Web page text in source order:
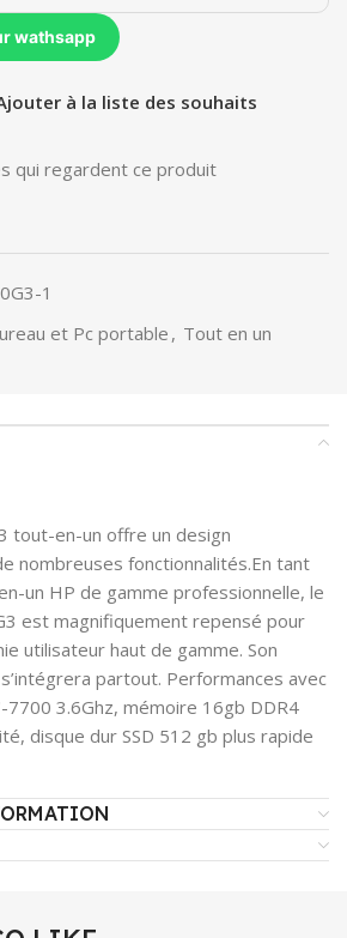
wathsapp
à la liste des souhaits
qui regardent ce produit
1
et Pc portable , Tout en un
tout-en-un offre un design
nombreuses fonctionnalités.En tant
un HP de gamme professionnelle, le
est magnifiquement repensé pour
utilisateur haut de gamme. Son
partout. Performances avec
3.6Ghz, mémoire 16gb DDR4
disque dur SSD 512 gb plus rapide